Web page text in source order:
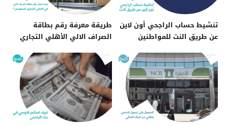
تنشيط حساب الراجحي أون لاين
عن طريق النت للمواطنين
طريقة معرفة رقم بطاقة
الصراف الالي الأهلي التجاري